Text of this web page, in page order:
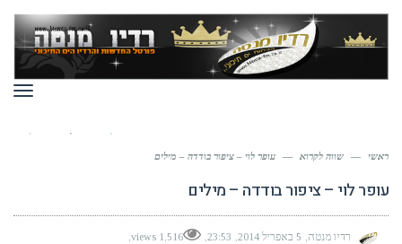
ראשי — שווה לקרוא — עופר לוי – ציפור בודדה – מילים
עופר לוי – ציפור בודדה – מילים
רדיו מנטה 5 באפריל 2014 23:53
1,516 views